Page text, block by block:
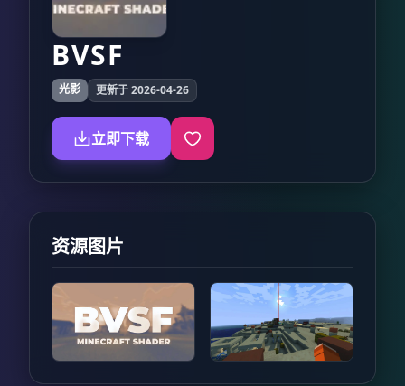
BVSF
光影 更新于 2026-04-26
立即下载
资源图片